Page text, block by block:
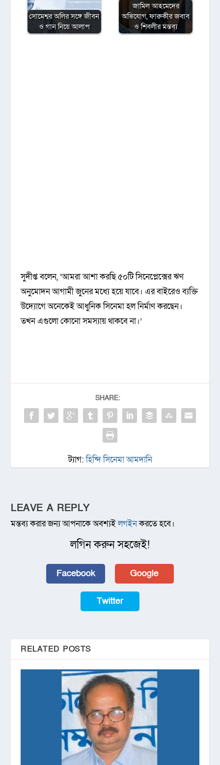
সোমেশ্বর অলির সঙ্গে জীবন
ও গান নিয়ে আলাপ
জামিল আহমেদের
অভিযোগ, ফারুকীর জবাব
ও শিবলীর মন্তব্য
সুদীপ্ত বলেন, ‘আমরা আশা করছি ৫০টি সিনেপ্লেক্সের ঋণ
অনুমোদন আগামী জুনের মধ্যে হয়ে যাবে। এর বাইরেও ব্যক্তি
উদ্যোগে অনেকেই আধুনিক সিনেমা হল নির্মাণ করছেন।
তখন এগুলো কোনো সমস্যায় থাকবে না।’
SHARE:
ট্যাগ:হিন্দি সিনেমা আমদানি
LEAVE A REPLY
মন্তব্য করার জন্য আপনাকে অবশ্যইলগইনকরতে হবে।
লগিন করুন সহজেই!
Facebook Google
Twitter
RELATED POSTS